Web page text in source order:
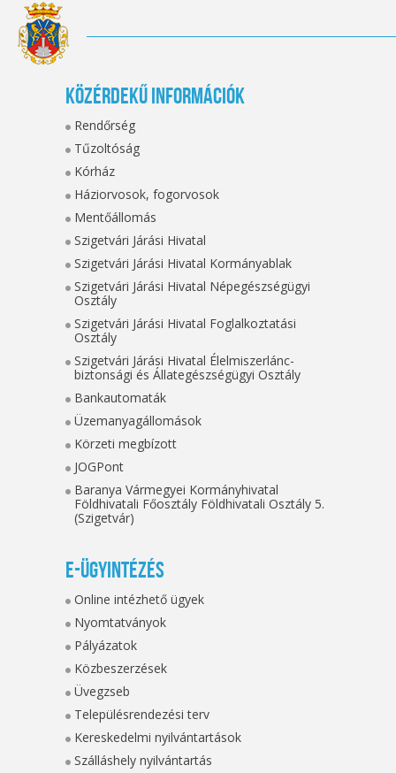
Közérdekű információk
Rendőrség
Tűzoltóság
Kórház
Háziorvosok, fogorvosok
Mentőállomás
Szigetvári Járási Hivatal
Szigetvári Járási Hivatal Kormányablak
Szigetvári Járási Hivatal Népegészségügyi
Osztály
Szigetvári Járási Hivatal Foglalkoztatási
Osztály
Szigetvári Járási Hivatal Élelmiszerlánc-
biztonsági és Állategészségügyi Osztály
Bankautomaták
Üzemanyagállomások
Körzeti megbízott
JOGPont
Baranya Vármegyei Kormányhivatal
Földhivatali Főosztály Földhivatali Osztály 5.
(Szigetvár)
E-ügyintézés
Online intézhető ügyek
Nyomtatványok
Pályázatok
Közbeszerzések
Üvegzseb
Településrendezési terv
Kereskedelmi nyilvántartások
Szálláshely nyilvántartás